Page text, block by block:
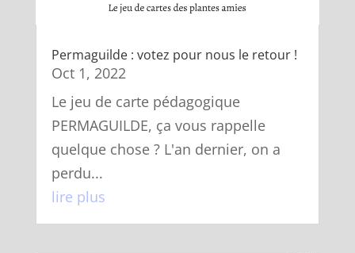
Permaguilde : votez pour nous le retour !
Oct 1, 2022
Le jeu de carte pédagogique
PERMAGUILDE, ça vous rappelle
quelque chose ? L'an dernier, on a
perdu...
lire plus